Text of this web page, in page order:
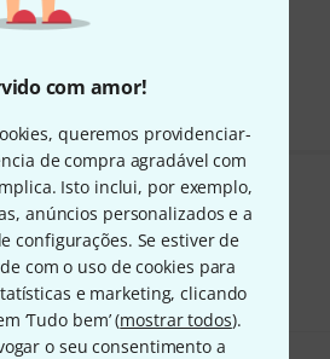
com amor!
queremos providenciar-
de compra agradável com
Isto inclui, por exemplo,
anúncios personalizados e a
configurações. Se estiver de
com o uso de cookies para
e marketing, clicando
‘Tudo bem’ (mostrar todos).
o seu consentimento a
do que vê?
Ajuda e feedback